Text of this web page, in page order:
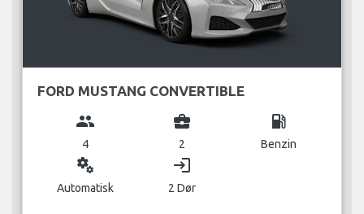
FORD MUSTANG CONVERTIBLE
group
4
business_center
2
local_gas_station
Benzin
miscellaneous_services
Automatisk
login
2 Dør